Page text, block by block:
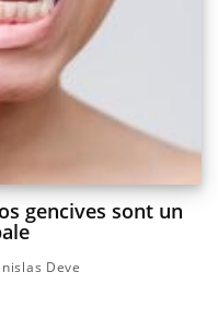
gencives sont un
Deve